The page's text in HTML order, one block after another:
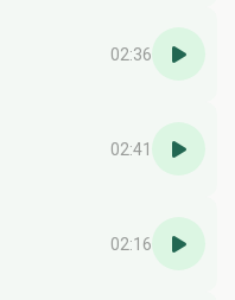
02:36
02:41
02:16